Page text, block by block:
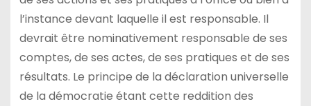
l’instance devant laquelle il est responsable. Il
devrait être nominativement responsable de ses
comptes, de ses actes, de ses pratiques et de ses
résultats. Le principe de la déclaration universelle
de la démocratie étant cette reddition des